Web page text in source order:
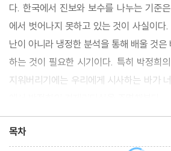
다. 한국에서 진보와 보수를 나누는 기준
에서 벗어나지 못하고 있는 것이 사실이다.
난이 아니라 냉정한 분석을 통해 배울 것
하는 것이 필요한 시기이다. 특히 박정희
지워버리기에는 우리에게 시사하는 바가
목차